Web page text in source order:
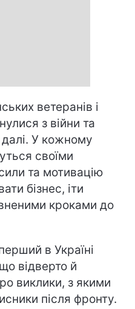
ветеранів і
з війни та
У кожному
своїми
та мотивацію
бізнес, іти
кроками до
в Україні
відверто й
виклики, з якими
після фронту.